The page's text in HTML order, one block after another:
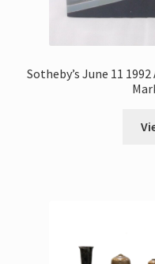
Sotheby’s June 11